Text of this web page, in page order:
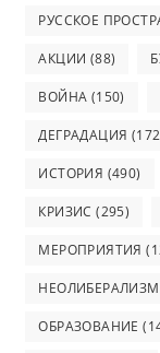
РУССКОЕ
АКЦИИ (88)
ВОЙНА (150)
ДЕГРАДАЦИЯ
ИСТОРИЯ (490)
КРИЗИС (295)
МЕРОПРИЯТИЯ
НЕОЛИБЕРАЛИЗМ
ОБРАЗОВАНИЕ